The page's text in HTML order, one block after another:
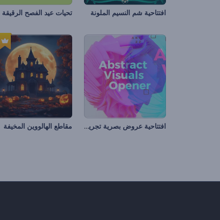
افتتاحية شم النسيم الملونة تحيات عيد الفصح الرقيقة
افتتاحية عروض بصرية تجريدية مقاطع الهالووين المخيفة